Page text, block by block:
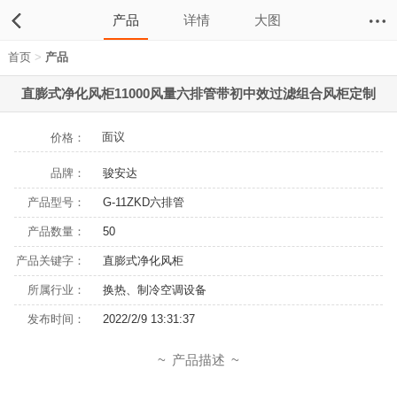
产品 详情 大图
首页 > 产品
直膨式净化风柜11000风量六排管带初中效过滤组合风柜定制
价格： 面议
品牌： 骏安达
产品型号： G-11ZKD六排管
产品数量： 50
产品关键字： 直膨式净化风柜
所属行业： 换热、制冷空调设备
发布时间： 2022/2/9 13:31:37
产品描述